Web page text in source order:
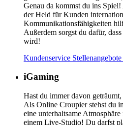
Genau da kommst du ins
der Held für Kunden
Kommunikationsfähigkeiten
Außerdem sorgst du dafür,
wird!
Kundenservice Stellenangebote
iGaming
Hast du immer davon
Als Online Croupier stehst du
eine unterhaltsame
einem Live-Studio! Du darfst